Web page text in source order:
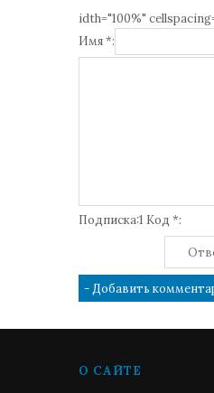
idth="100%"
Имя *:
Подписка:1 Код *:
О САЙТЕ